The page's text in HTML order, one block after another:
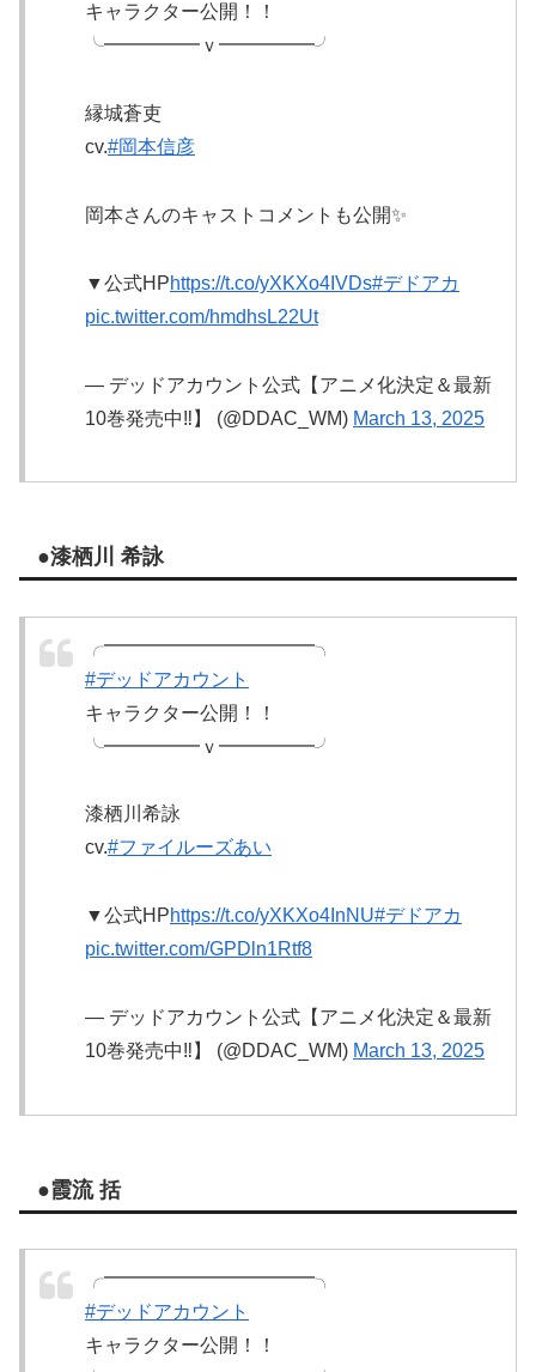
キャラクター公開！！
╰━━━━━ｖ━━━━━╯
縁城蒼吏
cv.#岡本信彦
岡本さんのキャストコメントも公開✨
▼公式HPhttps://t.co/yXKXo4IVDs#デドアカ
pic.twitter.com/hmdhsL22Ut
— デッドアカウント公式【アニメ化決定＆最新
10巻発売中‼️】 (@DDAC_WM) March 13, 2025
●漆栖川 希詠
╭━━━━━━━━━━━╮
#デッドアカウント
キャラクター公開！！
╰━━━━━ｖ━━━━━╯
漆栖川希詠
cv.#ファイルーズあい
▼公式HPhttps://t.co/yXKXo4InNU#デドアカ
pic.twitter.com/GPDln1Rtf8
— デッドアカウント公式【アニメ化決定＆最新
10巻発売中‼️】 (@DDAC_WM) March 13, 2025
●霞流 括
╭━━━━━━━━━━━╮
#デッドアカウント
キャラクター公開！！